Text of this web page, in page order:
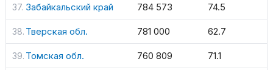
Забайкальский край 784 573 74.5
Тверская обл. 781 000 62.7
Томская обл. 760 809 71.1